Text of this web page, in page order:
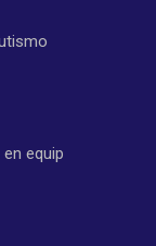
equip